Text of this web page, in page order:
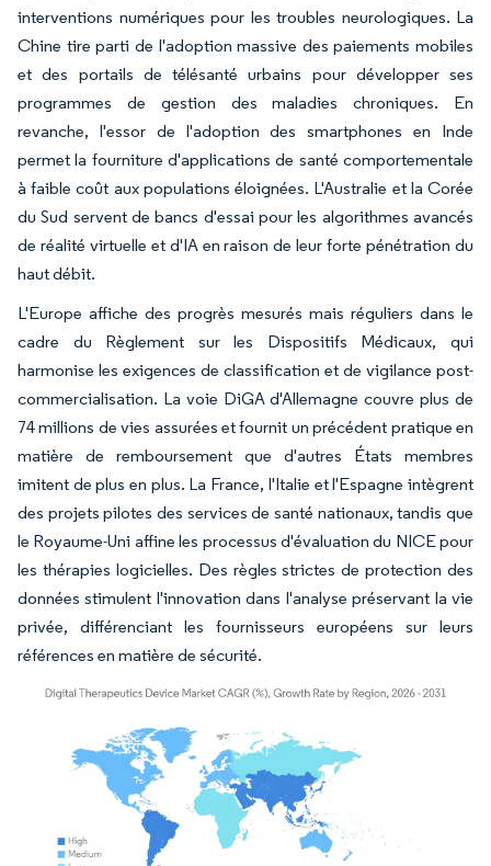
interventions numériques pour les troubles neurologiques. La
Chine tire parti de l'adoption massive des paiements mobiles
et des portails de télésanté urbains pour développer ses
programmes de gestion des maladies chroniques. En
revanche, l'essor de l'adoption des smartphones en Inde
permet la fourniture d'applications de santé comportementale
à faible coût aux populations éloignées. L'Australie et la Corée
du Sud servent de bancs d'essai pour les algorithmes avancés
de réalité virtuelle et d'IA en raison de leur forte pénétration du
haut débit.
L'Europe affiche des progrès mesurés mais réguliers dans le
cadre du Règlement sur les Dispositifs Médicaux, qui
harmonise les exigences de classification et de vigilance post-
commercialisation. La voie DiGA d'Allemagne couvre plus de
74 millions de vies assurées et fournit un précédent pratique en
matière de remboursement que d'autres États membres
imitent de plus en plus. La France, l'Italie et l'Espagne intègrent
des projets pilotes des services de santé nationaux, tandis que
le Royaume-Uni affine les processus d'évaluation du NICE pour
les thérapies logicielles. Des règles strictes de protection des
données stimulent l'innovation dans l'analyse préservant la vie
privée, différenciant les fournisseurs européens sur leurs
références en matière de sécurité.